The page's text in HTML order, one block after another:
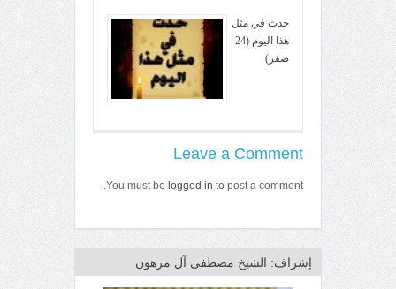
حدث في مثل
هذا اليوم (24
صفر)
Leave a Comment
You must be logged in to post a comment.
إشراف: الشيخ مصطفى آل مرهون